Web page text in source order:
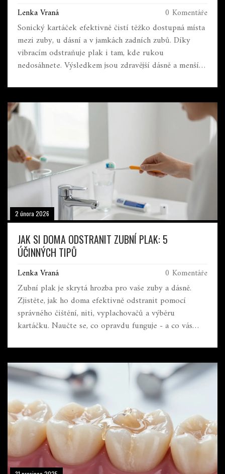
Lenka Vraná 0 Komentáře
Sonický kartáček efektivně čistí těžko dostupná místa
mezi zuby, u dásní a v jamkách zadních zubů. Díky
vibracím odstraňuje plak i tam, kde rukou
nedosáhnete. Výsledkem jsou zdravější dásně a menší
2 února 2026
JAK SI DOMA ODSTRANIT ZUBNÍ PLAK: 5
ÚČINNÝCH TIPŮ
Lenka Vraná 0 Komentáře
Zubní plak je skrytá hrozba pro vaše zuby a dásně.
Zjistěte, jak ho doma efektivně odstranit pomocí
správného čištění, niti, vyplachovačů a výběru
kartáčku. Naučte se, co opravdu funguje - a co vás